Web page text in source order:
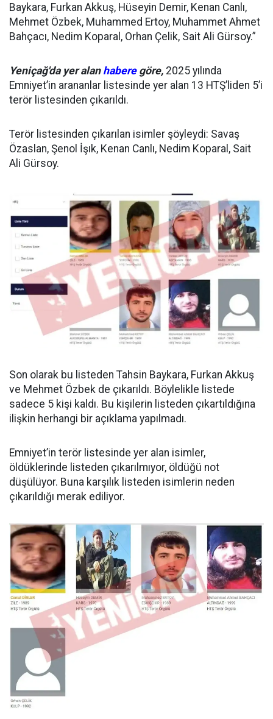
Baykara, Furkan Akkuş, Hüseyin Demir, Kenan Canlı,
Mehmet Özbek, Muhammed Ertoy, Muhammet Ahmet
Bahçacı, Nedim Koparal, Orhan Çelik, Sait Ali Gürsoy.”
Yeniçağ'da yer alan haberegöre, 2025 yılında
Emniyet’in arananlar listesinde yer alan 13 HTŞ’liden 5’i
terör listesinden çıkarıldı.
Terör listesinden çıkarılan isimler şöyleydi: Savaş
Özaslan, Şenol İşık, Kenan Canlı, Nedim Koparal, Sait
Ali Gürsoy.
Son olarak bu listeden Tahsin Baykara, Furkan Akkuş
ve Mehmet Özbek de çıkarıldı. Böylelikle listede
sadece 5 kişi kaldı. Bu kişilerin listeden çıkartıldığına
ilişkin herhangi bir açıklama yapılmadı.
Emniyet’in terör listesinde yer alan isimler,
öldüklerinde listeden çıkarılmıyor, öldüğü not
düşülüyor. Buna karşılık listeden isimlerin neden
çıkarıldığı merak ediliyor.